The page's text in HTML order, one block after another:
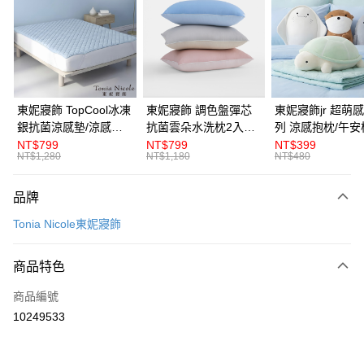
悠遊付
Google Pay
全盈+PAY
ATM付款
離島宅配
每筆NT$450，滿NT$10,000(含以上)免運費
每筆NT$100，滿NT$880(含以上)免運費
東妮寢飾 TopCool冰凍
銀抗菌涼感墊/涼感保
潔墊-8色任選(單人/雙
人/加大/特大)
NT$799
NT$1,280
東妮寢飾 調色盤彈芯
抗菌雲朵水洗枕2入組
(多款任選)
NT$799
NT$1,180
東妮寢飾jr 超萌感凍系
列 涼感抱枕/午安
NT$399
NT$480
品牌
Tonia Nicole東妮寢飾
商品特色
商品編號
10249533